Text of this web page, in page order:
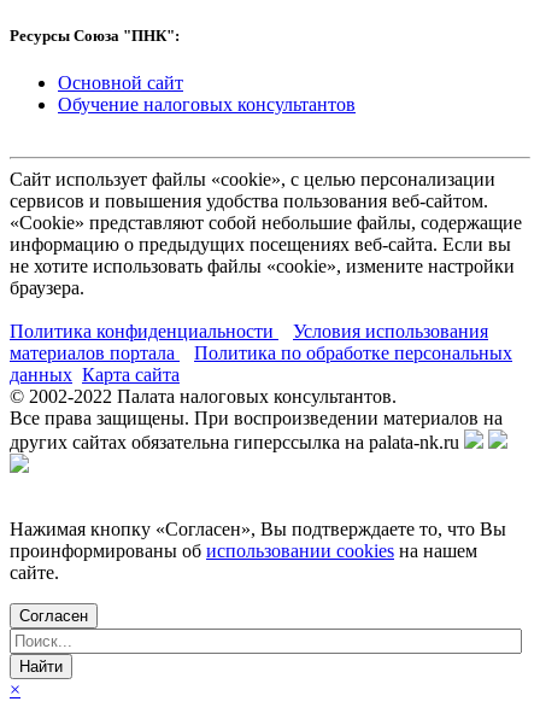
Ресурсы Союза "ПНК":
Основной сайт
Обучение налоговых консультантов
Сайт использует файлы «cookie», с целью персонализации
сервисов и повышения удобства пользования веб-сайтом.
«Cookie» представляют собой небольшие файлы, содержащие
информацию о предыдущих посещениях веб-сайта. Если вы
не хотите использовать файлы «cookie», измените настройки
браузера.
Политика конфиденциальности
Условия использования
материалов портала
Политика по обработке персональных
данных Карта сайта
© 2002-2022 Палата налоговых консультантов.
Все права защищены. При воспроизведении материалов на
других сайтах обязательна гиперссылка на palata-nk.ru
Нажимая кнопку «Согласен», Вы подтверждаете то, что Вы
проинформированы об использовании cookies на нашем
сайте.
Согласен
×